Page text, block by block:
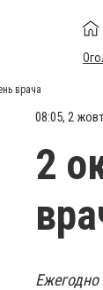
врача
08:05, 2
2